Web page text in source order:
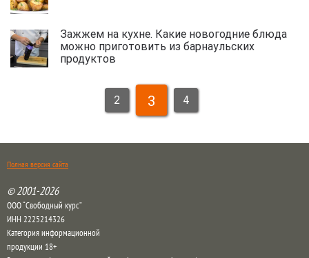
Зажжем на кухне. Какие новогодние блюда
можно приготовить из барнаульских
продуктов
2 3 4
Полная версия сайта
© 2001-2026
ООО “Свободный курс”
ИНН 2225214326
Категория информационной
продукции 18+